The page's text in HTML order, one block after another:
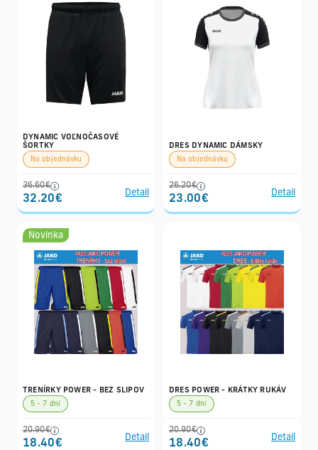
DYNAMIC VOĽNOČASOVÉ
ŠORTKY
Na objednávku
36.60€
32.20€
Detail
DRES DYNAMIC DÁMSKY
Na objednávku
26.20€
23.00€
Detail
Novinka
TRENÍRKY POWER - BEZ SLIPOV
5 - 7 dní
20.90€
18.40€
Detail
DRES POWER - KRÁTKY RUKÁV
5 - 7 dní
20.90€
18.40€
Detail